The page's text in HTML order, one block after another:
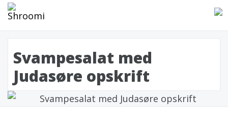
Svampesalat med
Judasøre opskrift